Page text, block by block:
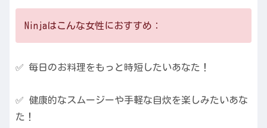
Ninjaはこんな女性におすすめ：
✅ 毎日のお料理をもっと時短したいあなた！
✅ 健康的なスムージーや手軽な自炊を楽しみたいあな
た！